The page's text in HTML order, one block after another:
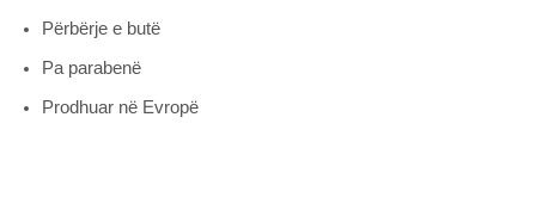
Përbërje e butë
Pa parabenë
Prodhuar në Evropë